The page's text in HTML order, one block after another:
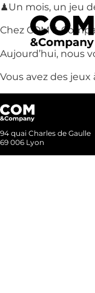
♟Un mois, un jeu
Chez COM &
Aujourd’hui, nous
Vous avez des
94 quai Charles de Gaulle
69 006 Lyon